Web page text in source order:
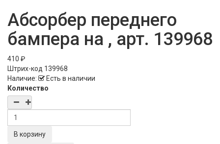
Абсорбер переднего
бампера на , арт. 139968
410 ₽
Штрих-код 139968
Наличие:
Есть в наличии
Количество